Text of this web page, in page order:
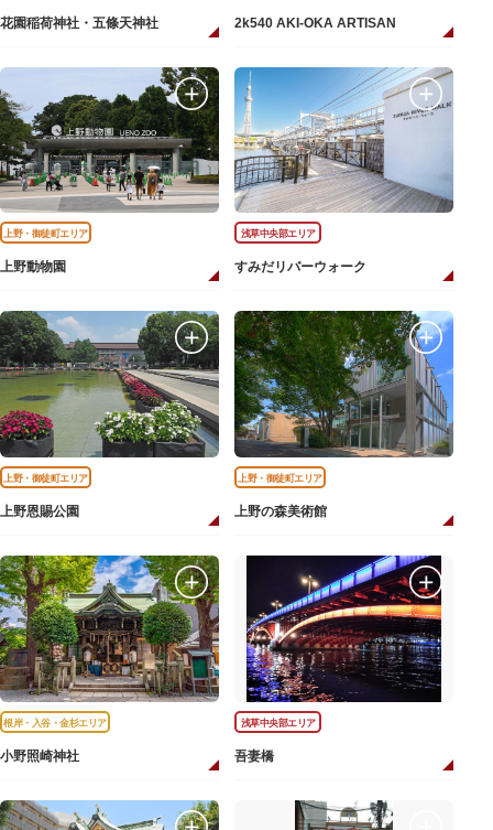
花園稲荷神社・五條天神社 2k540 AKI-OKA ARTISAN
上野・御徒町エリア
上野動物園
浅草中央部エリア
すみだリバーウォーク
上野・御徒町エリア
上野恩賜公園
上野・御徒町エリア
上野の森美術館
根岸・入谷・金杉エリア
小野照崎神社
浅草中央部エリア
吾妻橋